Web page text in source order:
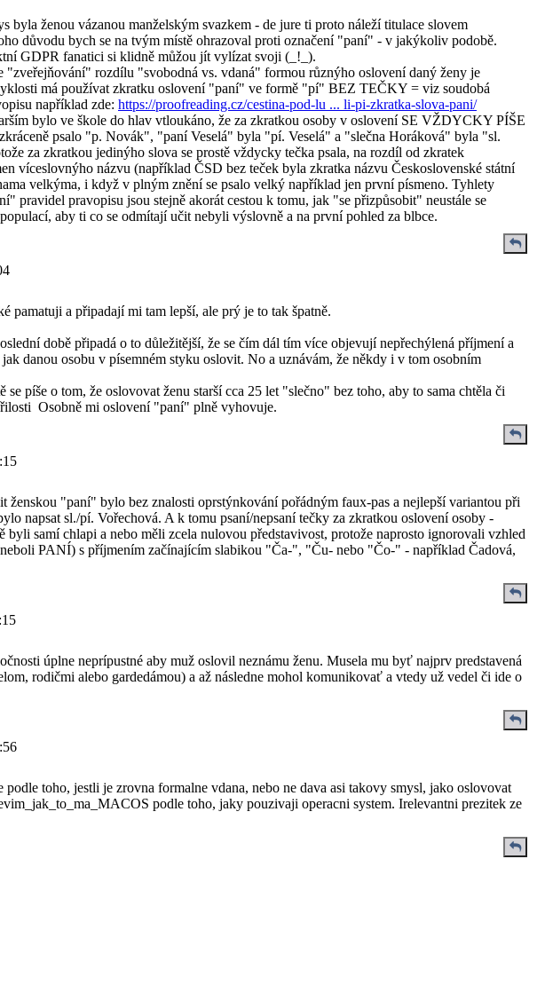
byla ženou vázanou manželským svazkem - de jure ti proto náleží titulace slovem
důvodu bych se na tvým místě ohrazoval proti označení "paní" - v jakýkoliv podobě.
GDPR fanatici si klidně můžou jít vylízat svoji (_!_).
"zveřejňování" rozdílu "svobodná vs. vdaná" formou různýho oslovení daný ženy je
má používat zkratku oslovení "paní" ve formě "pí" BEZ TEČKY = viz soudobá
například zde: https://proofreading.cz/cestina-pod-lu ... li-pi-zkratka-slova-pani/
bylo ve škole do hlav vtloukáno, že za zkratkou osoby v oslovení SE VŽDYCKY PÍŠE
psalo "p. Novák", "paní Veselá" byla "pí. Veselá" a "slečna Horáková" byla "sl.
za zkratkou jedinýho slova se prostě vždycky tečka psala, na rozdíl od zkratek
víceslovnýho názvu (například ČSD bez teček byla zkratka názvu Československé státní
velkýma, i když v plným znění se psalo velký například jen první písmeno. Tyhlety
pravidel pravopisu jsou stejně akorát cestou k tomu, jak "se přizpůsobit" neustále se
aby ti co se odmítají učit nebyli výslovně a na první pohled za blbce.
pamatuji a připadají mi tam lepší, ale prý je to tak špatně.
době připadá o to důležitější, že se čím dál tím více objevují nepřechýlená příjmení a
danou osobu v písemném styku oslovit. No a uznávám, že někdy i v tom osobním
píše o tom, že oslovovat ženu starší cca 25 let "slečno" bez toho, aby to sama chtěla či
Osobně mi oslovení "paní" plně vyhovuje.
ženskou "paní" bylo bez znalosti oprstýnkování pořádným faux-pas a nejlepší variantou při
napsat sl./pí. Vořechová. A k tomu psaní/nepsaní tečky za zkratkou oslovení osoby -
byli samí chlapi a nebo měli zcela nulovou představivost, protože naprosto ignorovali vzhled
PANÍ) s příjmením začínajícím slabikou "Ča-", "Ču- nebo "Čo-" - například Čadová,
úplne neprípustné aby muž oslovil neznámu ženu. Musela mu byť najprv predstavená
rodičmi alebo gardedámou) a až následne mohol komunikovať a vtedy už vedel či ide o
toho, jestli je zrovna formalne vdana, nebo ne dava asi takovy smysl, jako oslovovat
podle toho, jaky pouzivaji operacni system. Irelevantni prezitek ze